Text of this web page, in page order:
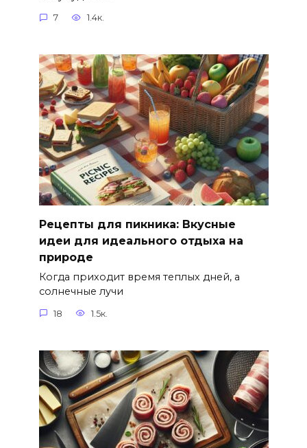
7 1.4к.
Рецепты для пикника: Вкусные
идеи для идеального отдыха на
природе
Когда приходит время теплых дней, а
солнечные лучи
18 1.5к.